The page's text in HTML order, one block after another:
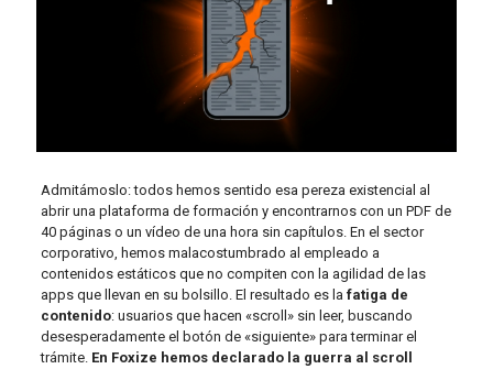
Admitámoslo: todos hemos sentido esa pereza existencial al
abrir una plataforma de formación y encontrarnos con un PDF de
40 páginas o un vídeo de una hora sin capítulos. En el sector
corporativo, hemos malacostumbrado al empleado a
contenidos estáticos que no compiten con la agilidad de las
apps que llevan en su bolsillo. El resultado es la fatiga de
contenido: usuarios que hacen «scroll» sin leer, buscando
desesperadamente el botón de «siguiente» para terminar el
trámite. En Foxize hemos declarado la guerra al scroll